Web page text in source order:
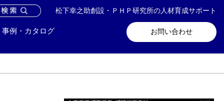
松下幸之助創設・ＰＨＰ研究所の人材育成サポート
お問い合わせ
事例・カタログ
い合わせ メールマガジン登録